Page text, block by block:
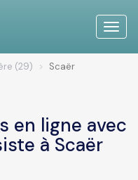
Toggle
(29) Scaër
en ligne avec
à Scaër